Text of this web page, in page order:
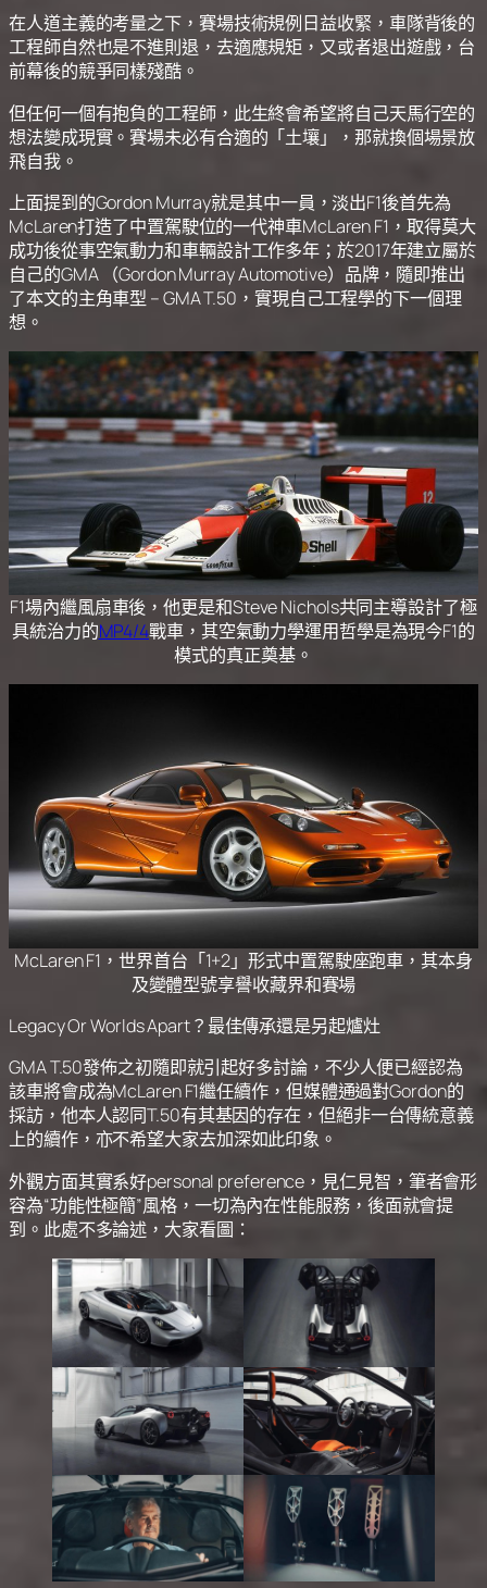
在人道主義的考量之下，賽場技術規例日益收緊，車隊背後的
工程師自然也是不進則退，去適應規矩，又或者退出遊戲，台
前幕後的競爭同樣殘酷。
但任何一個有抱負的工程師，此生終會希望將自己天馬行空的
想法變成現實。賽場未必有合適的「土壤」，那就換個場景放
飛自我。
上面提到的Gordon Murray就是其中一員，淡出F1後首先為
McLaren打造了中置駕駛位的一代神車McLaren F1，取得莫大
成功後從事空氣動力和車輛設計工作多年；於2017年建立屬於
自己的GMA （Gordon Murray Automotive）品牌，隨即推出
了本文的主角車型 – GMA T.50，實現自己工程學的下一個理
想。
F1場內繼風扇車後，他更是和Steve Nichols共同主導設計了極
具統治力的MP4/4戰車，其空氣動力學運用哲學是為現今F1的
模式的真正奠基。
McLaren F1，世界首台「1+2」形式中置駕駛座跑車，其本身
及變體型號享譽收藏界和賽場
Legacy Or Worlds Apart？最佳傳承還是另起爐灶
GMA T.50發佈之初隨即就引起好多討論，不少人便已經認為
該車將會成為McLaren F1繼任續作，但媒體通過對Gordon的
採訪，他本人認同T.50有其基因的存在，但絕非一台傳統意義
上的續作，亦不希望大家去加深如此印象。
外觀方面其實系好personal preference，見仁見智，筆者會形
容為“功能性極簡”風格，一切為內在性能服務，後面就會提
到。此處不多論述，大家看圖：